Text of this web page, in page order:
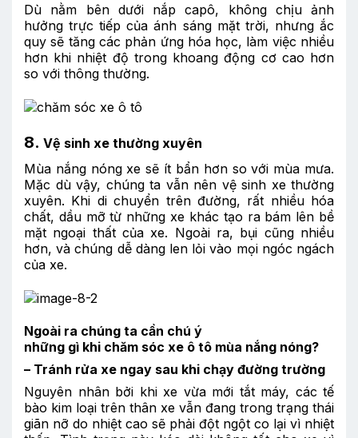
Dù nằm bên dưới nắp capô, không chịu ảnh
hưởng trực tiếp của ánh sáng mặt trời, nhưng ắc
quy sẽ tăng các phản ứng hóa học, làm việc nhiều
hơn khi nhiệt độ trong khoang động cơ cao hơn
so với thông thường.
8. Vệ sinh xe thường xuyên
Mùa nắng nóng xe sẽ ít bẩn hơn so với mùa mưa.
Mặc dù vậy, chúng ta vẫn nên vệ sinh xe thường
xuyên. Khi di chuyển trên đường, rất nhiều hóa
chất, dầu mỡ từ những xe khác tạo ra bám lên bề
mặt ngoại thất của xe. Ngoài ra, bụi cũng nhiều
hơn, và chúng dễ dàng len lỏi vào mọi ngóc ngách
của xe.
Ngoài ra chúng ta cần chú ý
những gì khi chăm sóc xe ô tô mùa nắng nóng?
– Tránh rửa xe ngay sau khi chạy đường trường
Nguyên nhân bởi khi xe vừa mới tắt máy, các tế
bào kim loại trên thân xe vẫn đang trong trạng thái
giãn nỡ do nhiệt cao sẽ phải đột ngột co lại vì nhiệt